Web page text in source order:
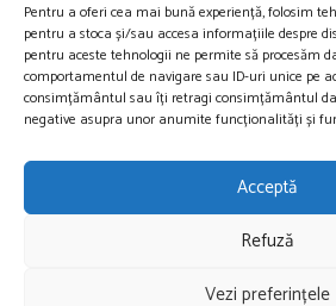
Pentru a oferi cea mai bună experiență, folosim
pentru a stoca și/sau accesa informațiile despre
pentru aceste tehnologii ne permite să procesăm
comportamentul de navigare sau ID-uri unice pe
consimțământul sau îți retragi consimțământul
negative asupra unor anumite funcționalități și
Acceptă
Refuză
Vezi preferințele
Contact
contact@restartnews.ro
publicitate@restartnews.ro
+40756822613